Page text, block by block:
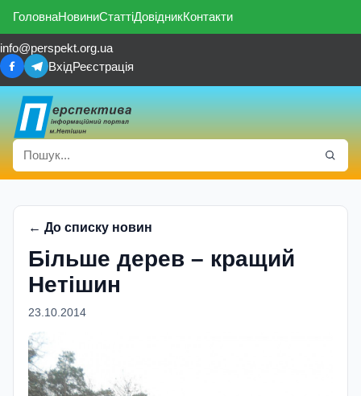
ГоловнаНовиниСтаттіДовідникКонтакти
info@perspekt.org.ua
ВхідРеєстрація
← До списку новин
Бiльше дерев – кращий
Нетiшин
23.10.2014